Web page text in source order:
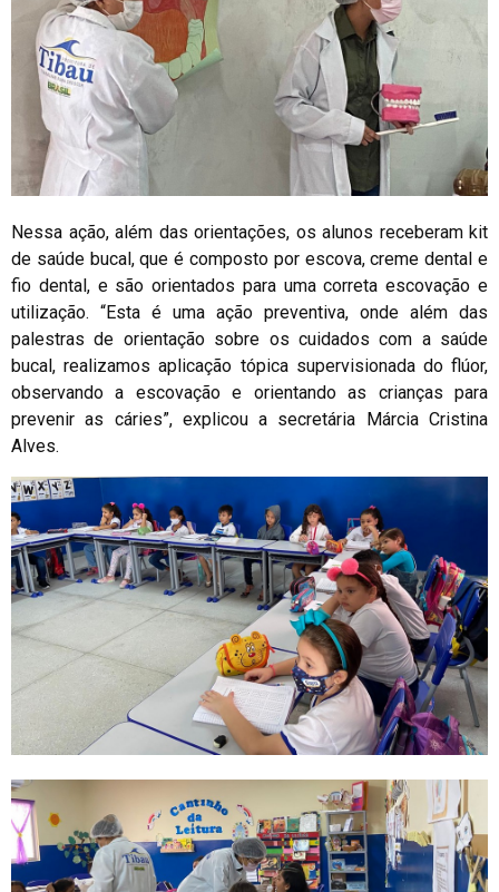
Nessa ação, além das orientações, os alunos receberam kit
de saúde bucal, que é composto por escova, creme dental e
fio dental, e são orientados para uma correta escovação e
utilização. “Esta é uma ação preventiva, onde além das
palestras de orientação sobre os cuidados com a saúde
bucal, realizamos aplicação tópica supervisionada do flúor,
observando a escovação e orientando as crianças para
prevenir as cáries”, explicou a secretária Márcia Cristina
Alves.